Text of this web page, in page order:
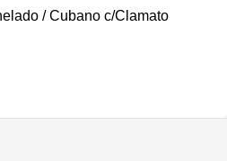
/ Cubano c/Clamato